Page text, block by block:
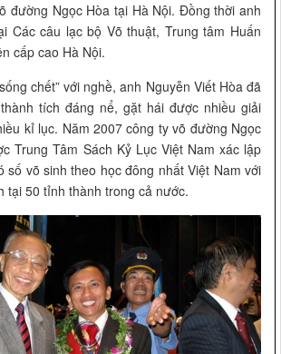
đường Ngọc Hòa tại Hà Nội. Đồng thời anh
Các câu lạc bộ Võ thuật, Trung tâm Huấn
cấp cao Hà Nội.
chết” với nghề, anh Nguyễn Viết Hòa đã
tích đáng nể, gặt hái được nhiều giải
kỉ lục. Năm 2007 công ty võ đường Ngọc
Trung Tâm Sách Kỷ Lục Việt Nam xác lập
số võ sinh theo học đông nhất Việt Nam với
tại 50 tỉnh thành trong cả nước.